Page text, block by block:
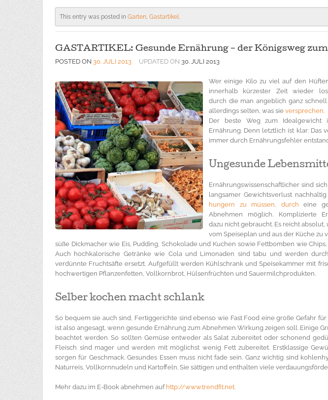
This entry was posted in Garten, Gastartikel.
GASTARTIKEL: Gesunde Ernährung – der Königsweg
POSTED ON 30. JULI 2013 UPDATED ON 30. JULI 2013
Wer einige Kilo zu viel auf den
innerhalb kürzester Zeit wieder
durch die man angeblich ganz
allerdings selten, was sie versprechen.
Der beste Weg zum Idealgewicht
Ernährung. Denn letztlich ist klar: Das
immer durch Ernährungsfehler
Ungesunde
Ernährungswissenschaftlicher sind
langsamer Gewichtsverlust
hungern zu müssen, durch eine
Abnehmen möglich. Komplizierte
dazu nicht gebraucht. Es reicht
vom Speiseplan und aus der Küche zu
süße Dickmacher wie Eis, Pudding, Schokolade und Kuchen sowie Fettbomben wie
Auch hochkalorische Getränke wie Cola und Limonaden sind tabu und werden
verdünnte Fruchtsäfte ersetzt. Aufgefüllt werden Kühlschrank und Speisekammer mit
hochwertigen Pflanzenfetten, Vollkornbrot, Hülsenfrüchten und Sauermilchprodukten.
Selber kochen macht schlank
So bequem sie auch sind, Fertiggerichte sind ebenso wie Fast Food eine große Gefahr
ist also angesagt, wenn gesunde Ernährung zum Abnehmen Wirkung zeigen soll. Einige
beachtet werden. So sollten Gemüse entweder als Salat zubereitet oder schonend
Fleisch sind mager und werden mit möglichst wenig Fett zubereitet. Erstklassige
sorgen für Geschmack. Gesundes Essen muss nicht fade sein. Ganz wichtig sind
Naturreis, Vollkornnudeln und Kartoffeln. Sie sättigen und enthalten viele
Mehr dazu im E-Book abnehmen auf http://www.trendfit.net.